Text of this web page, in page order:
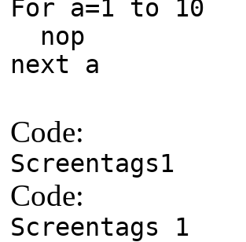
For a=1 to 10
nop
next a
Code:
Screentags1
Code:
Screentags 1